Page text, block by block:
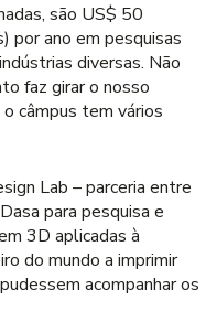
são US$ 50
por ano em pesquisas
diversas. Não
faz girar o nosso
câmpus tem vários
Lab – parceria entre
para pesquisa e
3D aplicadas à
do mundo a imprimir
acompanhar os